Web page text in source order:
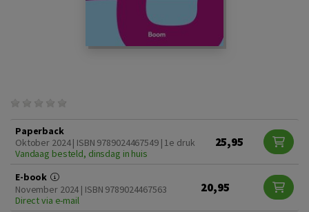
Paperback
Oktober 2024 | ISBN 9789024467549 | 1e druk
Vandaag besteld, dinsdag in huis
25,95
E-book
November 2024 | ISBN 9789024467563
Direct via e-mail
20,95